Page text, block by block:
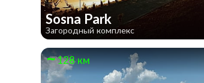
Sosna Park
Загородный комплекс
128 км